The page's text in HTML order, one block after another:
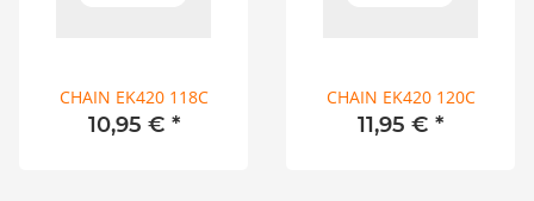
CHAIN EK420 118C
10,95 € *
CHAIN EK420 120C
11,95 € *